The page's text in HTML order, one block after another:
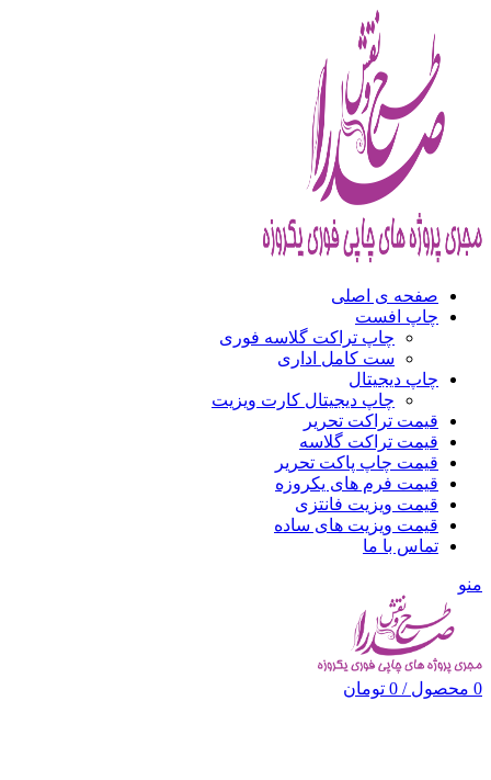
صفحه ی اصلی
چاپ افست
چاپ تراکت گلاسه فوری
ست کامل اداری
چاپ دیجیتال
چاپ دیجیتال کارت ویزیت
قیمت تراکت تحریر
قیمت تراکت گلاسه
قیمت چاپ پاکت تحریر
قیمت فرم های یکروزه
قیمت ویزیت فانتزی
قیمت ویزیت های ساده
تماس با ما
منو
0 محصول /
0 تومان